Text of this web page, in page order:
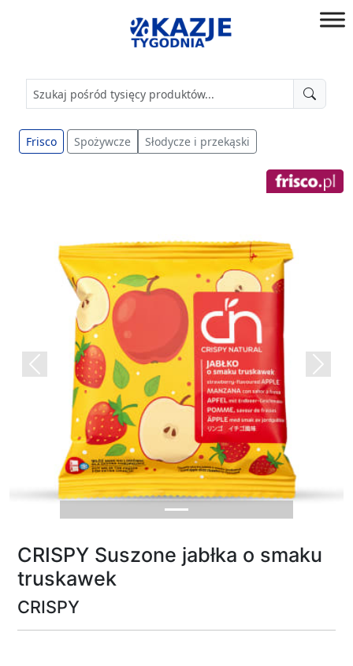
złap
Frisco Spożywcze Słodycze i przekąski
Previous Next
CRISPY Suszone jabłka o smaku
truskawek
CRISPY